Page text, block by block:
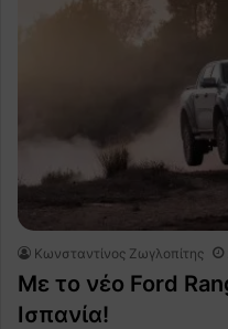
Κωνσταντίνος Ζωγλοπίτης
Με το νέο Ford
Ισπανία!